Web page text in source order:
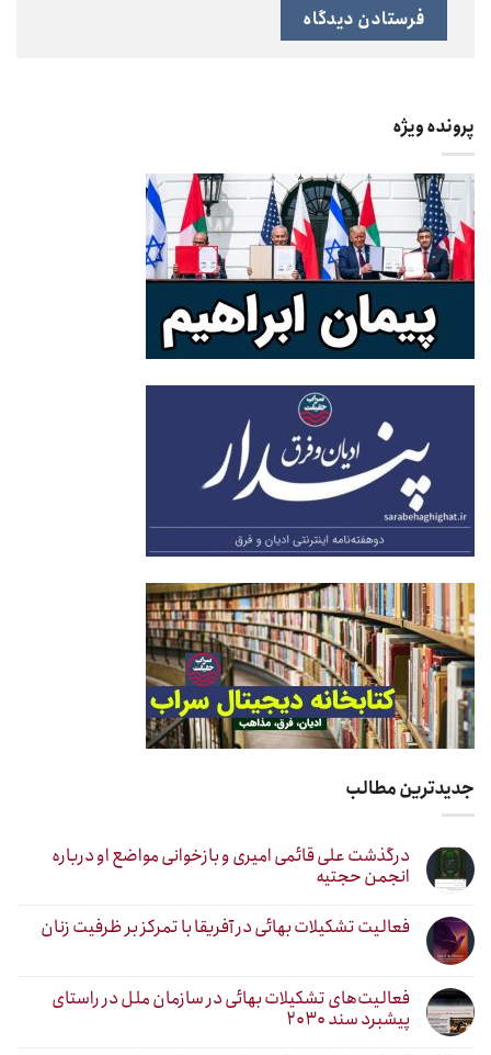
پرونده ویژه
جدیدترین مطالب
درگذشت علی قائمی امیری و بازخوانی مواضع او درباره
انجمن حجتیه
فعالیت تشکیلات بهائی در آفریقا با تمرکز بر ظرفیت زنان
فعالیت‌های تشکیلات بهائی در سازمان ملل در راستای
پیشبرد سند ۲۰۳۰